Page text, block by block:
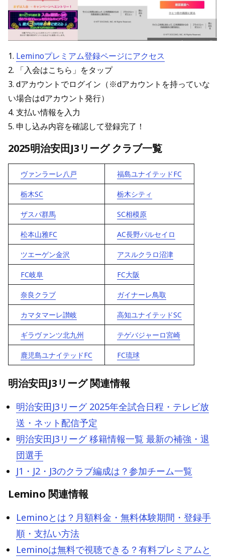
1. Leminoプレミアム登録ページにアクセス
2. 「入会はこちら」をタップ
3. dアカウントでログイン（※dアカウントを持っていな
い場合はdアカウント発行）
4. 支払い情報を入力
5. 申し込み内容を確認して登録完了！
2025明治安田J3リーグ クラブ一覧
ヴァンラーレ八戸 福島ユナイテッドFC
栃木SC 栃木シティ
ザスパ群馬 SC相模原
松本山雅FC AC長野パルセイロ
ツエーゲン金沢 アスルクラロ沼津
FC岐阜 FC大阪
奈良クラブ ガイナーレ鳥取
カマタマーレ讃岐 高知ユナイテッドSC
ギラヴァンツ北九州 テゲバジャーロ宮崎
鹿児島ユナイテッドFC FC琉球
明治安田J3リーグ 関連情報
明治安田J3リーグ 2025年全試合日程・テレビ放
送・ネット配信予定
明治安田J3リーグ 移籍情報一覧 最新の補強・退
団選手
J1・J2・J3のクラブ編成は？参加チーム一覧
Lemino 関連情報
Leminoとは？月額料金・無料体験期間・登録手
順・支払い方法
Leminoは無料で視聴できる？有料プレミアムと